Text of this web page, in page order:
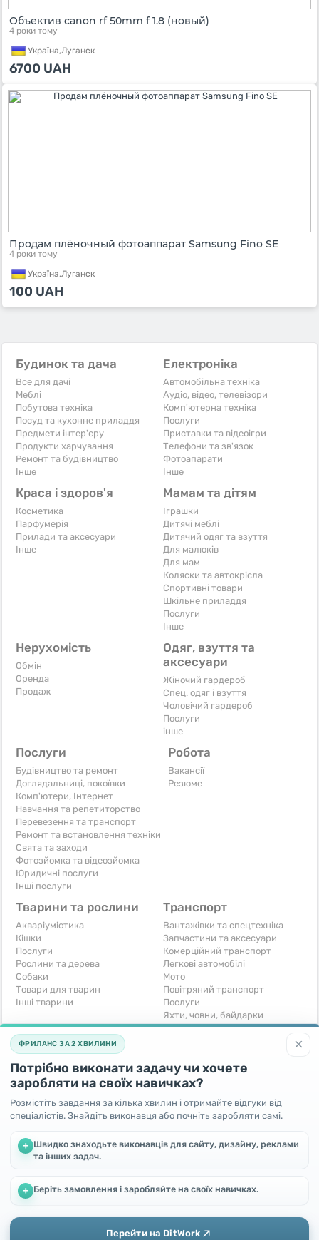
Объектив canon rf 50mm f 1.8 (новый)
4 роки тому
Україна,Луганск
6700 UAH
Продам плёночный фотоаппарат Samsung Fino SE
4 роки тому
Україна,Луганск
100 UAH
Будинок та дача
Все для дачі
Меблі
Побутова техніка
Посуд та кухонне приладдя
Предмети інтер'єру
Продукти харчування
Ремонт та будівництво
Iнше
Електроніка
Автомобільна техніка
Аудіо, відео, телевізори
Комп'ютерна техніка
Послуги
Приставки та відеоігри
Телефони та зв'язок
Фотоапарати
Iнше
Краса і здоров'я
Косметика
Парфумерія
Прилади та аксесуари
Iнше
Мамам та дітям
Іграшки
Дитячі меблі
Дитячий одяг та взуття
Для малюків
Для мам
Коляски та автокрісла
Спортивні товари
Шкільне приладдя
Послуги
Iнше
Нерухомість
Обмін
Оренда
Продаж
Одяг, взуття та
аксесуари
Жіночий гардероб
Спец. одяг і взуття
Чоловічий гардероб
Послуги
інше
Послуги
Будівництво та ремонт
Доглядальниці, покоївки
Комп'ютери, Інтернет
Навчання та репетиторство
Перевезення та транспорт
Ремонт та встановлення техніки
Свята та заходи
Фотозйомка та відеозйомка
Юридичні послуги
Інші послуги
Робота
Вакансії
Резюме
Тварини та рослини
Акваріумістика
Кішки
Послуги
Рослини та дерева
Собаки
Товари для тварин
Інші тварини
Транспорт
Вантажівки та спецтехніка
Запчастини та аксесуари
Комерційний транспорт
Легкові автомобілі
Мото
Повітряний транспорт
Послуги
Яхти, човни, байдарки
Інші транспортні засоби
Хобі та відпочинок
Книги та журнали
Музичні інструменти
Полювання та рибальство
Спорт і відпочинок
Iнше
Готовий бізнес
Устаткування для бізнесу
Iнше
Безкоштовно
Віддам безкоштовно
Прийму в дар
×
ФРИЛАНС ЗА 2 ХВИЛИНИ
Потрібно виконати задачу чи хочете
заробляти на своїх навичках?
Розмістіть завдання за кілька хвилин і отримайте відгуки від
спеціалістів. Знайдіть виконавця або почніть заробляти самі.
+ Швидко знаходьте виконавців для сайту, дизайну, реклами
та інших задач.
+ Беріть замовлення і заробляйте на своїх навичках.
Перейти на DitWork
Ми використовуємо файли cookie, щоб покращити роботу та